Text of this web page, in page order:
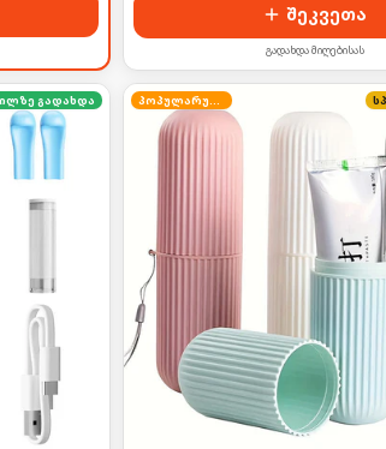
შეკვეთა
გადახდა მიღებისას
გადახდა პოპულარული